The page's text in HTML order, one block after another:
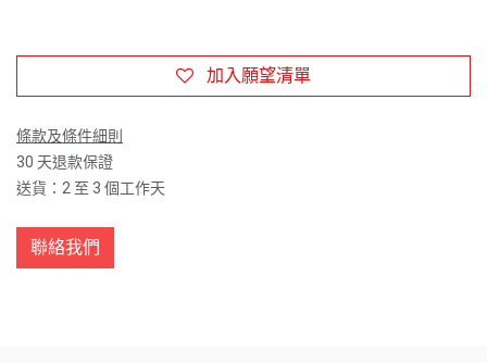
加入願望清單
條款及條件細則
30 天退款保證
送貨：2 至 3 個工作天
聯絡我們